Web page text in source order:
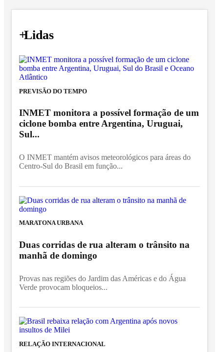
+
Lidas
PREVISÃO DO TEMPO
INMET monitora a possível formação de um
ciclone bomba entre Argentina, Uruguai,
Sul...
O INMET mantém avisos meteorológicos para áreas do
Centro-Sul do Brasil em função...
MARATONA URBANA
Duas corridas de rua alteram o trânsito na
manhã de domingo
Provas nas regiões do Jardim das Américas e do Água
Verde provocam bloqueios...
RELAÇÃO INTERNACIONAL